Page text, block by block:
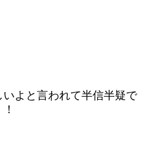
よと言われて半信半疑で